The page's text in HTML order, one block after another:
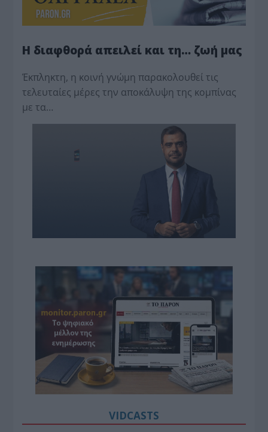
Η διαφθορά απειλεί και τη… ζωή μας
Έκπληκτη, η κοινή γνώμη παρακολουθεί τις
τελευταίες μέρες την αποκάλυψη της κο­μπίνας
με τα…
VIDCASTS